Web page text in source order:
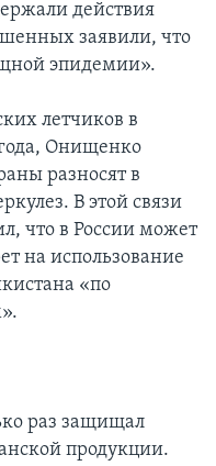
действия
заявили, что
эпидемии».
летчиков в
Онищенко
разносят в
В этой связи
что в России может
на использование
«по
раз защищал
продукции.